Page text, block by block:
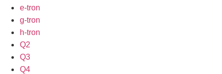
e-tron
g-tron
h-tron
Q2
Q3
Q4